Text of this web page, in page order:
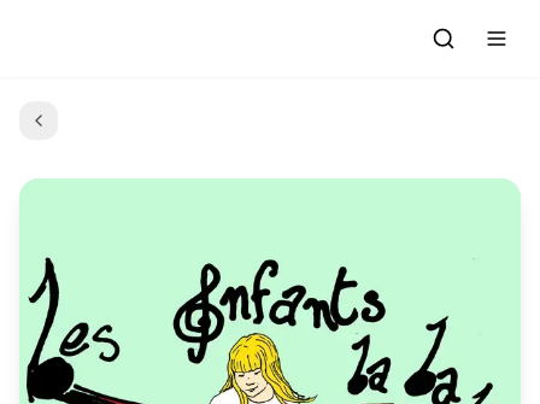
Actualités
Emissions
Grille des Programmes
C'était quoi ce morceau?
L'Association
L'équipe et les bénévoles